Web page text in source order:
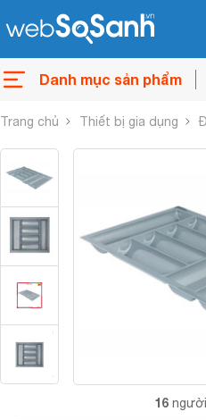
Danh mục sản phẩm
Trang chủ Thiết bị gia dụng
16